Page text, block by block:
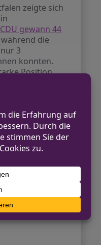
zeigte sich
gewann 44
während die
3
konnten.
Position
Trend wider.
das neue
Für die
dass die
durch einen